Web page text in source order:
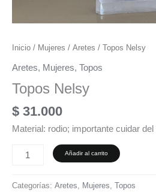
Inicio / Mujeres / Aretes / Topos Nelsy
Aretes, Mujeres, Topos
Topos Nelsy
$ 31.000
Material: rodio; importante cuidar
Añadir al carrito
Categorías: Aretes, Mujeres, Topos